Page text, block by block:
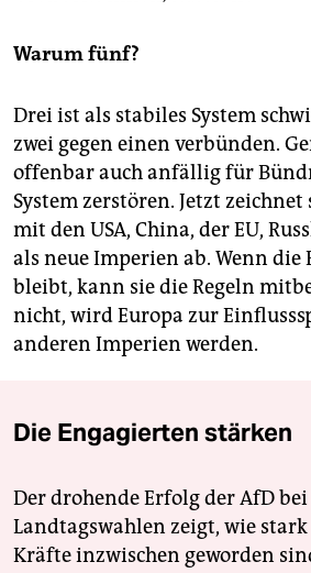
Warum fünf?
Drei ist als stabiles System
zwei gegen einen verbünden.
offenbar auch anfällig für
System zerstören. Jetzt
mit den USA, China, der EU,
als neue Imperien ab. Wenn die
bleibt, kann sie die Regeln
nicht, wird Europa zur
anderen Imperien werden.
Die Engagierten stärken
Der drohende Erfolg der AfD
Landtagswahlen zeigt, wie
Kräfte inzwischen geworden